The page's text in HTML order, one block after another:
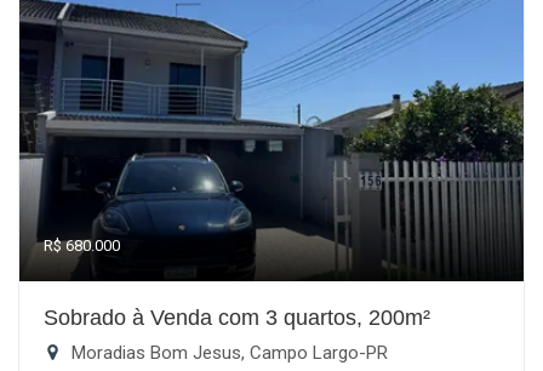
R$ 680.000
Sobrado à Venda com 3 quartos, 200m²
Moradias Bom Jesus, Campo Largo-PR